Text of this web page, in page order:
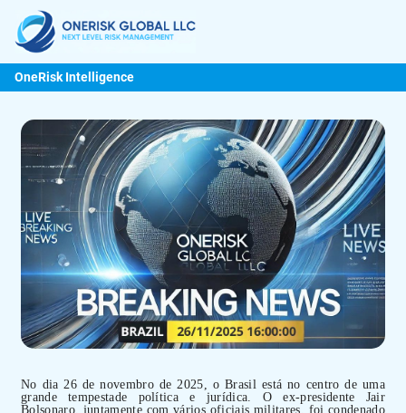
OneRisk Intelligence
No dia 26 de novembro de 2025, o Brasil está no centro de uma
grande tempestade política e jurídica. O ex-presidente Jair
Bolsonaro, juntamente com vários oficiais militares, foi condenado